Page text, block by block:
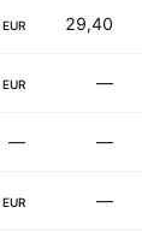
EUR 29,40
EUR —
— —
EUR —